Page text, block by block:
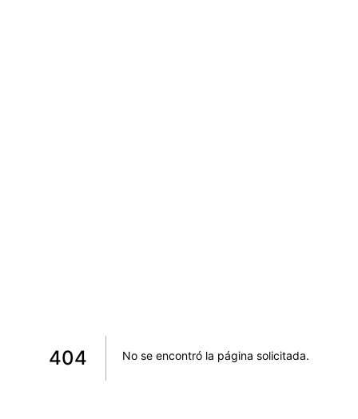
404 No se encontró la página solicitada.